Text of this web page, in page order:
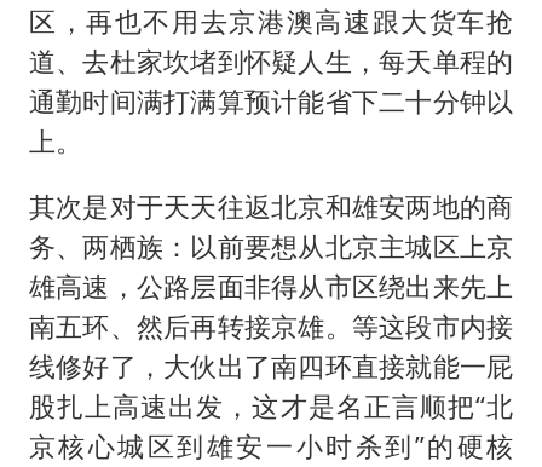
区，再也不用去京港澳高速跟大货车抢
道、去杜家坎堵到怀疑人生，每天单程的
通勤时间满打满算预计能省下二十分钟以
上。
其次是对于天天往返北京和雄安两地的商
务、两栖族：以前要想从北京主城区上京
雄高速，公路层面非得从市区绕出来先上
南五环、然后再转接京雄。等这段市内接
线修好了，大伙出了南四环直接就能一屁
股扎上高速出发，这才是名正言顺把“北
京核心城区到雄安一小时杀到”的硬核